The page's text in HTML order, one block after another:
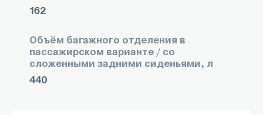
162
Объём багажного отделения в
пассажирском варианте / со
сложенными задними сиденьями, л
440